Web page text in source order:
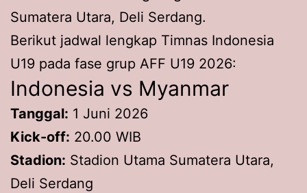
Sumatera Utara, Deli Serdang.
Berikut jadwal lengkap Timnas Indonesia
U19 pada fase grup AFF U19 2026:
Indonesia vs Myanmar
Tanggal: 1 Juni 2026
Kick-off: 20.00 WIB
Stadion: Stadion Utama Sumatera Utara,
Deli Serdang